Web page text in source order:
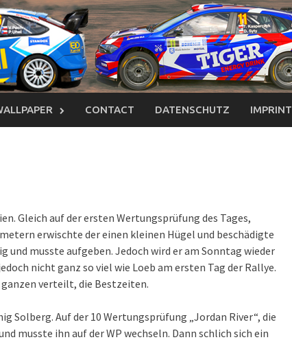
CONTACT DATENSCHUTZ IMPRINT
Gleich auf der ersten Wertungsprüfung des Tages,
erwischte der einen kleinen Hügel und beschädigte
und musste aufgeben. Jedoch wird er am Sonntag wieder
nicht ganz so viel wie Loeb am ersten Tag der Rallye.
verteilt, die Bestzeiten.
Solberg. Auf der 10 Wertungsprüfung „Jordan River“, die
musste ihn auf der WP wechseln. Dann schlich sich ein